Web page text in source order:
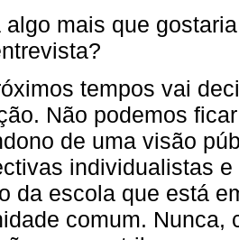
algo mais que
tempos vai
Não podemos
de uma visão
individualistas
da escola que está
comum. Nunca,